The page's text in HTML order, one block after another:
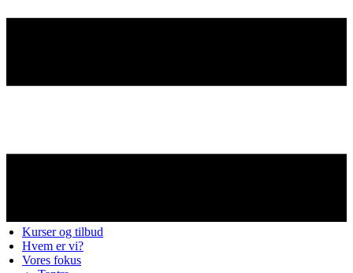
Kurser og tilbud
Hvem er vi?
Vores fokus